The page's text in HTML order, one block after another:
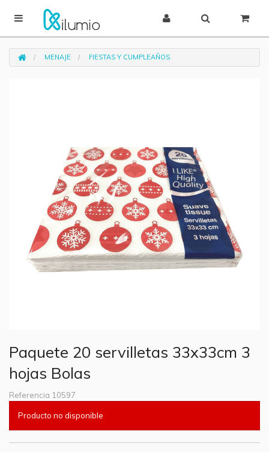
MENAJE FIESTAS Y CUMPLEAÑOS
Paquete 20 servilletas 33x33cm 3
hojas Bolas
Referencia 10597
Producto no disponible